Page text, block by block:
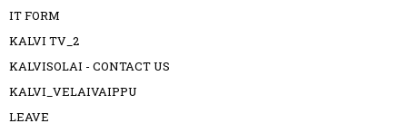
IT FORM
KALVI TV_2
KALVISOLAI - CONTACT US
KALVI_VELAIVAIPPU
LEAVE